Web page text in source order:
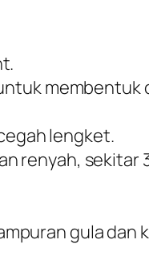
membentuk
lengket.
renyah, sekitar
gula dan